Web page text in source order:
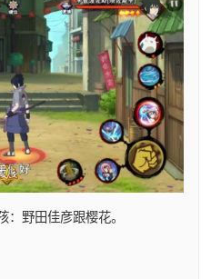
野田佳彦跟樱花。